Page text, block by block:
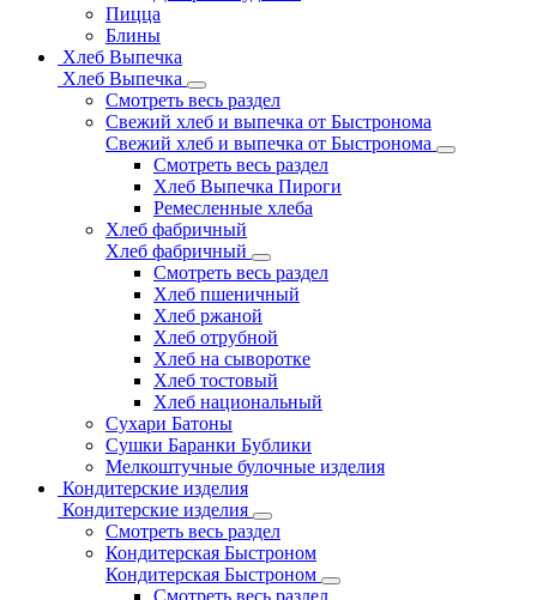
Пицца
Блины
Хлеб Выпечка
Хлеб Выпечка
Смотреть весь раздел
Свежий хлеб и выпечка от Быстронома
Свежий хлеб и выпечка от Быстронома
Смотреть весь раздел
Хлеб Выпечка Пироги
Ремесленные хлеба
Хлеб фабричный
Хлеб фабричный
Смотреть весь раздел
Хлеб пшеничный
Хлеб ржаной
Хлеб отрубной
Хлеб на сыворотке
Хлеб тостовый
Хлеб национальный
Сухари Батоны
Сушки Баранки Бублики
Мелкоштучные булочные изделия
Кондитерские изделия
Кондитерские изделия
Смотреть весь раздел
Кондитерская Быстроном
Кондитерская Быстроном
Смотреть весь раздел